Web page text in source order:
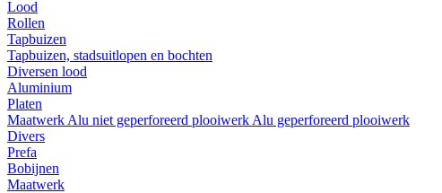
Lood
Rollen
Tapbuizen
Tapbuizen, stadsuitlopen en bochten
Diversen lood
Aluminium
Platen
Maatwerk Alu niet geperforeerd plooiwerk Alu geperforeerd plooiwerk
Divers
Prefa
Bobijnen
Maatwerk